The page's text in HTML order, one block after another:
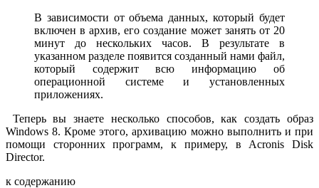
В зависимости от объема данных, который будет
включен в архив, его создание может занять от 20
минут до нескольких часов. В результате в
указанном разделе появится созданный нами файл,
который содержит всю информацию об
операционной системе и установленных
приложениях.
Теперь вы знаете несколько способов, как создать образ
Windows 8. Кроме этого, архивацию можно выполнить и при
помощи сторонних программ, к примеру, в Acronis Disk
Director.
к содержанию